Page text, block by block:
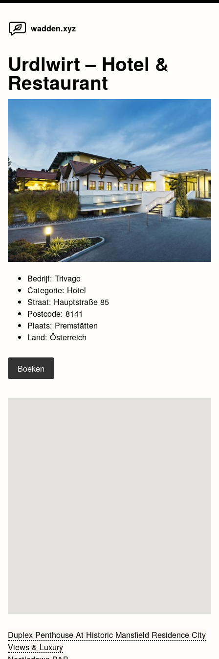
Skip
wadden.xyz
Urdlwirt – Hotel &
Restaurant
Bedrijf: Trivago
Categorie: Hotel
Straat: Hauptstraße 85
Postcode: 8141
Plaats: Premstätten
Land: Österreich
Boeken
Bericht
navigatie
Duplex Penthouse At Historic Mansfield Residence City
Views & Luxury